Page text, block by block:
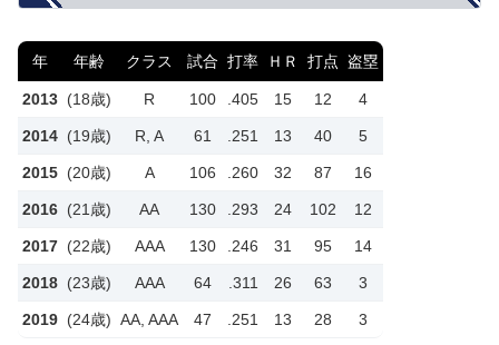
年 年齢 クラス 試合 打率 ＨＲ 打点 盗塁
2013 (18歳) R 100 .405 15 12 4
2014 (19歳) R, A 61 .251 13 40 5
2015 (20歳) A 106 .260 32 87 16
2016 (21歳) AA 130 .293 24 102 12
2017 (22歳) AAA 130 .246 31 95 14
2018 (23歳) AAA 64 .311 26 63 3
2019 (24歳) AA, AAA 47 .251 13 28 3